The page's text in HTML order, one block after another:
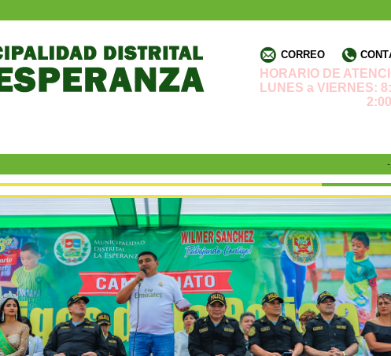
CORREO
HORARIO DE
LUNES a VIERNES:
2:00 p.m. a
-